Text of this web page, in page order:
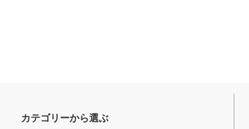
カテゴリーから選ぶ